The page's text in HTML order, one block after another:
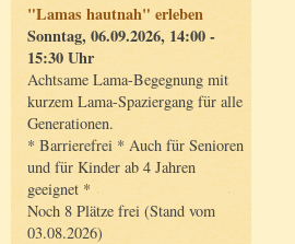
"Lamas hautnah" erleben
Sonntag, 06.09.2026, 14:00 -
15:30 Uhr
Achtsame Lama-Begegnung mit
kurzem Lama-Spaziergang für alle
Generationen.
* Barrierefrei * Auch für Senioren
und für Kinder ab 4 Jahren
geeignet *
Noch 8 Plätze frei (Stand vom
03.08.2026)